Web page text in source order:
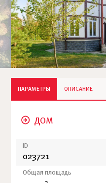
ПАРАМЕТРЫ ОПИСАНИЕ
ДОМ
ID
023721
Общая площадь